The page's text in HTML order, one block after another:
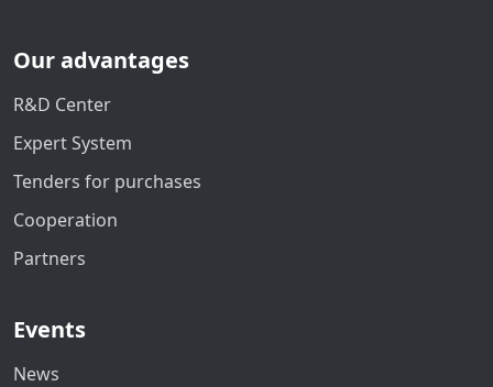
Our advantages
R&D Center
Expert System
Tenders for purchases
Cooperation
Partners
Events
News